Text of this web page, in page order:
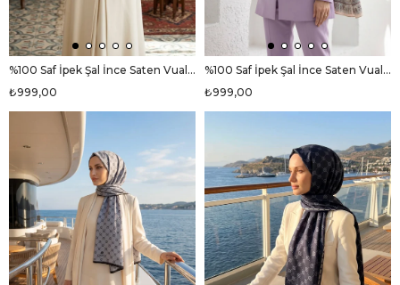
%100 Saf İpek Şal İnce Saten Vual Dokuma Etro Desenli Lacivert Renkli 90x210 Şal
₺999,00
%100 Saf İpek Şal İnce Saten Vual Dokuma Etro Desenli Somon Renkli 90x210 Şal
₺999,00